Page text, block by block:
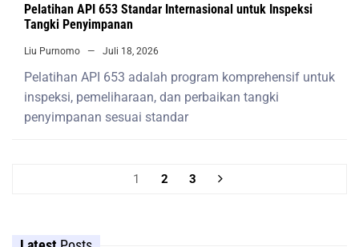
Pelatihan API 653 Standar Internasional untuk Inspeksi
Tangki Penyimpanan
Liu Purnomo Juli 18, 2026
Pelatihan API 653 adalah program komprehensif untuk
inspeksi, pemeliharaan, dan perbaikan tangki
penyimpanan sesuai standar
1 2 3